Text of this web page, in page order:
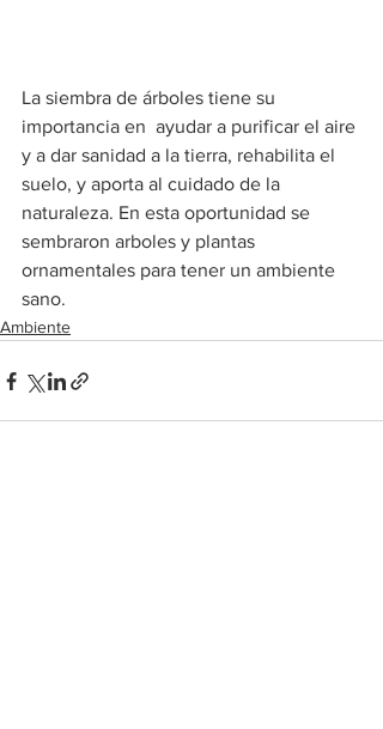
La siembra de árboles tiene su
importancia en  ayudar a purificar el aire
y a dar sanidad a la tierra, rehabilita el
suelo, y aporta al cuidado de la
naturaleza. En esta oportunidad se
sembraron arboles y plantas
ornamentales para tener un ambiente
sano.
Ambiente